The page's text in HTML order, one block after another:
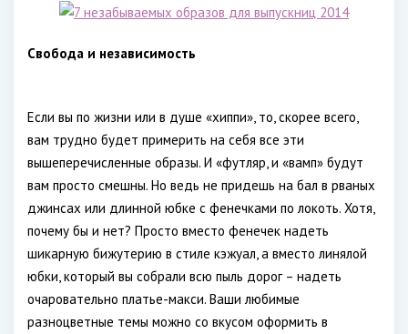
Свобода и независимость
Если вы по жизни или в душе «хиппи», то, скорее всего,
вам трудно будет примерить на себя все эти
вышеперечисленные образы. И «футляр, и «вамп» будут
вам просто смешны. Но ведь не придешь на бал в рваных
джинсах или длинной юбке с фенечками по локоть. Хотя,
почему бы и нет? Просто вместо фенечек надеть
шикарную бижутерию в стиле кэжуал, а вместо линялой
юбки, который вы собрали всю пыль дорог – надеть
очаровательно платье-макси. Ваши любимые
разноцветные темы можно со вкусом оформить в